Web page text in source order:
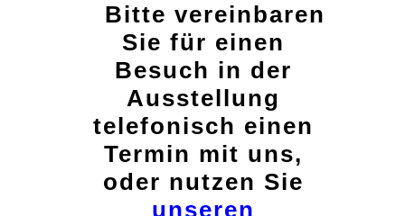
Bitte vereinbaren
Sie für einen
Besuch in der
Ausstellung
telefonisch einen
Termin mit uns,
oder nutzen Sie
unseren